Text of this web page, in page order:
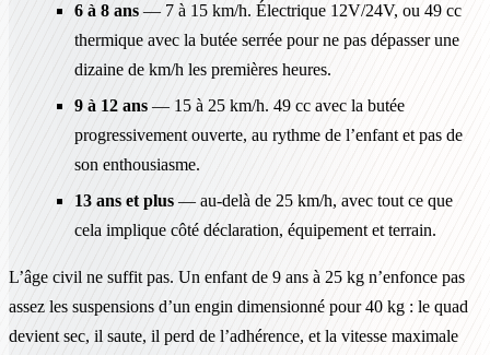
6 à 8 ans— 7 à 15 km/h. Électrique 12V/24V, ou 49 cc
thermique avec la butée serrée pour ne pas dépasser une
dizaine de km/h les premières heures.
9 à 12 ans — 15 à 25 km/h. 49 cc avec la butée
progressivement ouverte, au rythme de l’enfant et pas de
son enthousiasme.
13 ans et plus — au-delà de 25 km/h, avec tout ce que
cela implique côté déclaration, équipement et terrain.
L’âge civil ne suffit pas. Un enfant de 9 ans à 25 kg n’enfonce pas
assez les suspensions d’un engin dimensionné pour 40 kg : le quad
devient sec, il saute, il perd de l’adhérence, et la vitesse maximale